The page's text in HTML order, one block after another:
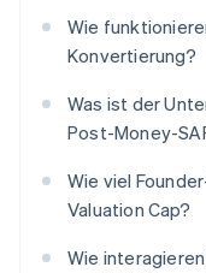
Wie
Konvertierung?
Was ist der
Post-Money-
Wie viel
Valuation Cap?
Wie